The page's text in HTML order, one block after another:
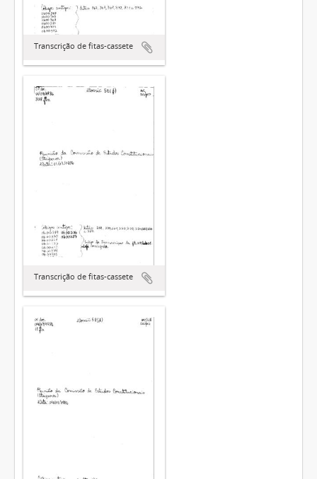
Transcrição de fitas-cassete
Transcrição de fitas-cassete